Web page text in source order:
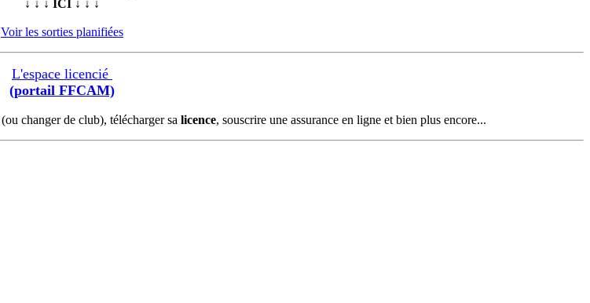
↓ ↓ ↓ ICI ↓ ↓ ↓
Voir les sorties planifiées
L'espace licencié
(portail FFCAM)
(ou changer de club), télécharger sa licence, souscrire une assurance en ligne et bien plus encore...